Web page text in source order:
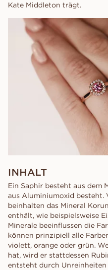
Kate Middleton trägt.
INHALT
Ein Saphir besteht aus dem
aus Aluminiumoxid besteht.
beinhalten das Mineral
enthält, wie beispielsweise
Minerale beeinflussen die
können prinzipiell alle
violett, orange oder grün.
hat, wird er stattdessen
entsteht durch Unreinheiten